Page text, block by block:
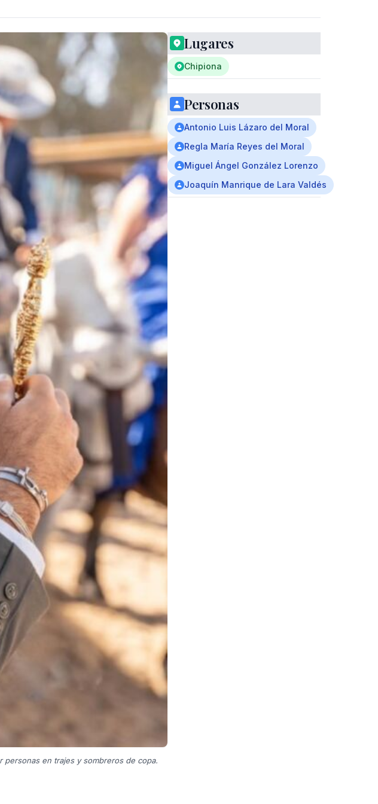
en trajes y sombreros de copa.
Lugares
Chipiona
Personas
Antonio Luis Lázaro del Moral
Regla María Reyes del Moral
Miguel Ángel González Lorenzo
Joaquín Manrique de Lara Valdés